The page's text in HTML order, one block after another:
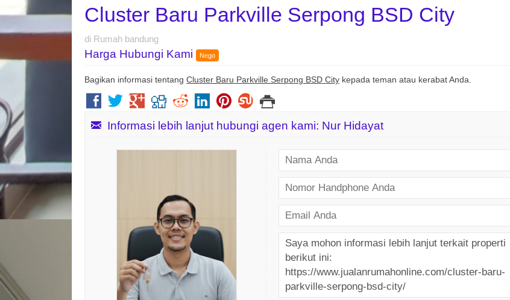
Cluster Baru Parkville Serpong BSD City
di Rumah bandung
Harga Hubungi Kami Nego
Bagikan informasi tentang Cluster Baru Parkville Serpong BSD City kepada teman atau kerabat Anda.
Informasi lebih lanjut hubungi agen kami: Nur Hidayat